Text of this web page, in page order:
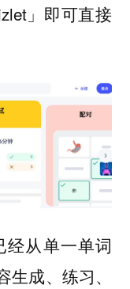
」即可直接
经从单一单词
成、练习、